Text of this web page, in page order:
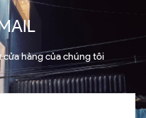
hàng của chúng tôi